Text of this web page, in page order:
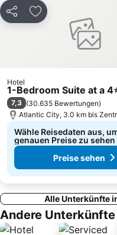
Teilen Zu Favoriten
Hotel
1-Bedroom Suite at a
7,3 (30.635 Bewertungen)
Atlantic City, 3.0 km bis
Wähle Reisedaten aus,
genauen Preise zu sehen
Preise sehen
Alle Unterkünfte
Andere